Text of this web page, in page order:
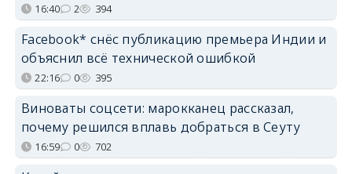
16:40 2 394
Facebook* снёс публикацию премьера Индии и
объяснил всё технической ошибкой
22:16 0 395
Виноваты соцсети: марокканец рассказал,
почему решился вплавь добраться в Сеуту
16:59 0 702